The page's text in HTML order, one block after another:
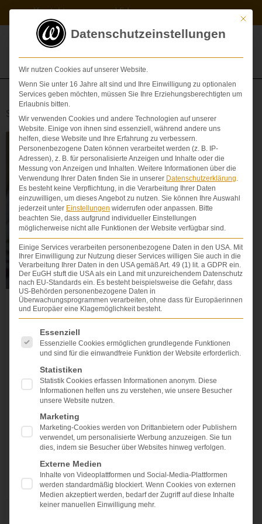
springen
Kontakt Videos
Schlagwort: Teilschmerzensgeld
GEBURTSCHÄDEN
Schmerzensgeldtabelle für
Personengroßschäden 2023
In Deutschland gibt es mehrere Werke, die
ausschließlich Gerichtsentscheidungen auflisten, in
denen auch (oder nur) über Schmerzensgeldbeträge
entschieden worden ist. Diese nennt man
Schmerzensgeldtabellen. Die Tabellen listen dann
tabellarisch das Gericht, den Betrag und den
Sachverhalt der jeweiligen Entscheidungen auf.
Schmerzensgeldtabellen sind für Anwälte und Opfer
WEITERLESEN »
Mit
Datenschutzeinstellungen
Wir nutzen Cookies auf unserer Website.
Wenn Sie unter 16 Jahre alt sind und Ihre Einwilligung zu optionalen
Services geben möchten, müssen Sie Ihre Erziehungsberechtigten um
Erlaubnis bitten.
Wir verwenden Cookies und andere Technologien auf unserer
Website. Einige von ihnen sind essenziell, während andere uns
helfen, diese Website und Ihre Erfahrung zu verbessern.
Personenbezogene Daten können verarbeitet werden (z. B. IP-
Adressen), z. B. für personalisierte Anzeigen und Inhalte oder die
Messung von Anzeigen und Inhalten. Weitere Informationen über die
Verwendung Ihrer Daten finden Sie in unserer Datenschutzerklärung.
Es besteht keine Verpflichtung, in die Verarbeitung Ihrer Daten
einzuwilligen, um dieses Angebot zu nutzen. Sie können Ihre Auswahl
jederzeit unter Einstellungen widerrufen oder anpassen. Bitte
beachten Sie, dass aufgrund individueller Einstellungen
möglicherweise nicht alle Funktionen der Website verfügbar sind.
Einige Services verarbeiten personenbezogene Daten in den USA. Mit
Ihrer Einwilligung zur Nutzung dieser Services willigen Sie auch in die
Verarbeitung Ihrer Daten in den USA gemäß Art. 49 (1) lit. a GDPR ein.
Der EuGH stuft die USA als ein Land mit unzureichendem Datenschutz
nach EU-Standards ein. Es besteht beispielsweise die Gefahr, dass
US-Behörden personenbezogene Daten in
Überwachungsprogrammen verarbeiten, ohne dass für Europäerinnen
und Europäer eine Klagemöglichkeit besteht.
Es folgt eine Liste der Service-Gruppen, für die eine
Essenziell
Essenzielle Cookies ermöglichen grundlegende Funktionen
und sind für die einwandfreie Funktion der Website erforderlich.
Statistiken
Statistik Cookies erfassen Informationen anonym. Diese
Informationen helfen uns zu verstehen, wie unsere Besucher
unsere Website nutzen.
Marketing
Marketing-Cookies werden von Drittanbietern oder Publishern
verwendet, um personalisierte Werbung anzuzeigen. Sie tun
dies, indem sie Besucher über Websites hinweg verfolgen.
Externe Medien
Inhalte von Videoplattformen und Social-Media-Plattformen
werden standardmäßig blockiert. Wenn Cookies von externen
Medien akzeptiert werden, bedarf der Zugriff auf diese Inhalte
keiner manuellen Einwilligung mehr.